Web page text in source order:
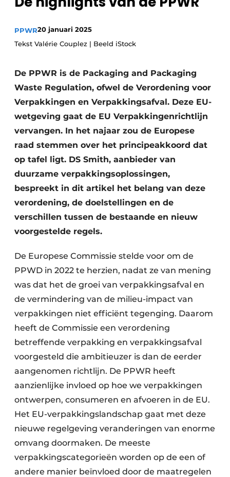
recyclingstroom in België
Vacatures
Safety First
Recyclinginstallaties
Detectieapparatuur
Stofbeheersing
Uitrustingsstukken
Shredders
Transportbanden
Bedrijfsafval
Bouw & Sloopafval
Elektronisch Afval
Glasrecyclage
Houtafval
Kunststofafval
Medisch afval
Metaalrecyclage
PPWR20 januari 2025
Tekst Valérie Couplez | Beeld iStock
De PPWR is de Packaging and Packaging
Waste Regulation, ofwel de Verordening voor
Verpakkingen en Verpakkingsafval. Deze EU-
wetgeving gaat de EU Verpakkingenrichtlijn
vervangen. In het najaar zou de Europese
raad stemmen over het principeakkoord dat
op tafel ligt. DS Smith, aanbieder van
duurzame verpakkingsoplossingen,
bespreekt in dit artikel het belang van deze
verordening, de doelstellingen en de
verschillen tussen de bestaande en nieuw
voorgestelde regels.
De Europese Commissie stelde voor om de
PPWD in 2022 te herzien, nadat ze van mening
was dat het de groei van verpakkingsafval en
de vermindering van de milieu-impact van
verpakkingen niet efficiënt tegenging. Daarom
heeft de Commissie een verordening
betreffende verpakking en verpakkingsafval
voor­gesteld die ambitieuzer is dan de eerder
aangenomen richt­lijn. De PPWR heeft
aanzienlijke invloed op hoe we verpakkingen
ontwerpen, consumeren en afvoeren in de EU.
Het EU-verpakkingslandschap gaat met deze
nieuwe regelgeving veranderingen van enorme
omvang doormaken. De meeste
verpakkingscategorieën worden op de een of
andere manier beïnvloed door de maatregelen